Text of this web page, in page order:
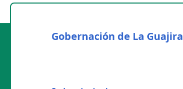
Gobernación de La Guajira